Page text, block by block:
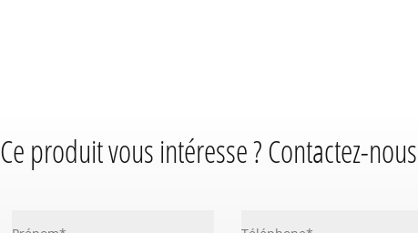
Ce produit vous intéresse ? Contactez-